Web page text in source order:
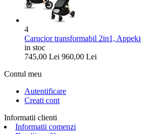
4
Carucior transformabil 2in1,
in stoc
745,00 Lei 960,00 Lei
Contul meu
Autentificare
Creati cont
Informatii clienti
Informatii comenzi